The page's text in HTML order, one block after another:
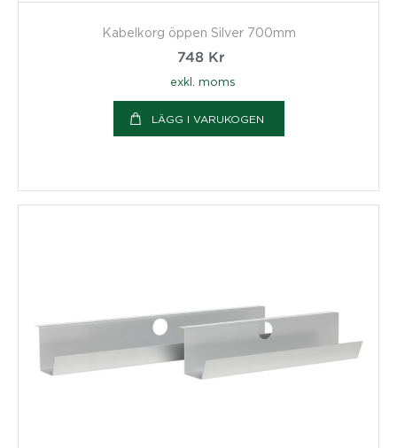
Kabelkorg öppen Silver 700mm
748 Kr
exkl. moms
LÄGG I VARUKOGEN